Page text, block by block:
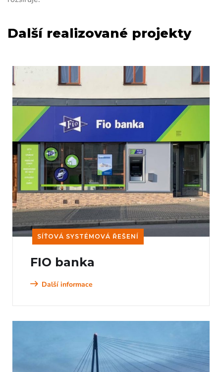
Další realizované projekty
SÍŤOVÁ SYSTÉMOVÁ ŘEŠENÍ
FIO banka
Další informace